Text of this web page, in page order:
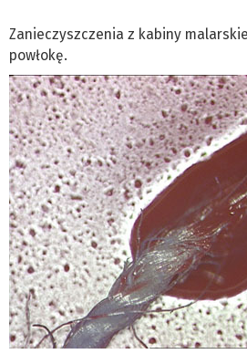
Zanieczyszczenia z kabiny
powłokę.